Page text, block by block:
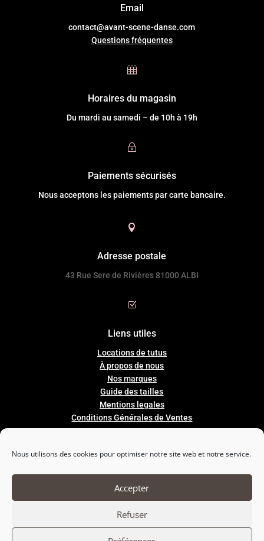
Nous utilisons des cookies pour optimiser notre site web et notre service.
Accepter
Refuser
Email
contact@avant-scene-danse.com
Questions fréquentes

Horaires du magasin
Du mardi au samedi – de 10h à 19h
~
Paiements sécurisés
Nous acceptons les paiements par carte bancaire.

Adresse postale
43 Rue Sere de Rivières 81000 ALBI
Z
Liens utiles
Locations de tutus
À propos de nous
Nos marques
Guidedestailles
Mentions legales
Conditions Générales de Ventes

Nous suivre